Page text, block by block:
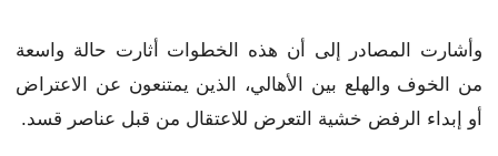
وأشارت المصادر إلى أن هذه الخطوات أثارت حالة واسعة
من الخوف والهلع بين الأهالي، الذين يمتنعون عن الاعتراض
أو إبداء الرفض خشية التعرض للاعتقال من قبل عناصر قسد.